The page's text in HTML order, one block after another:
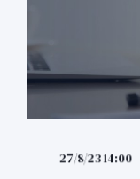
27/8/23 14:00